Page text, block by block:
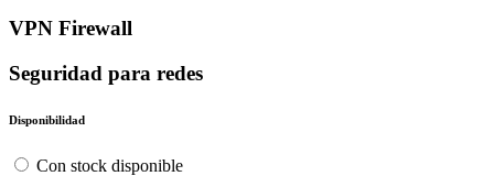
VPN Firewall
Seguridad para redes
Disponibilidad
Con stock disponible